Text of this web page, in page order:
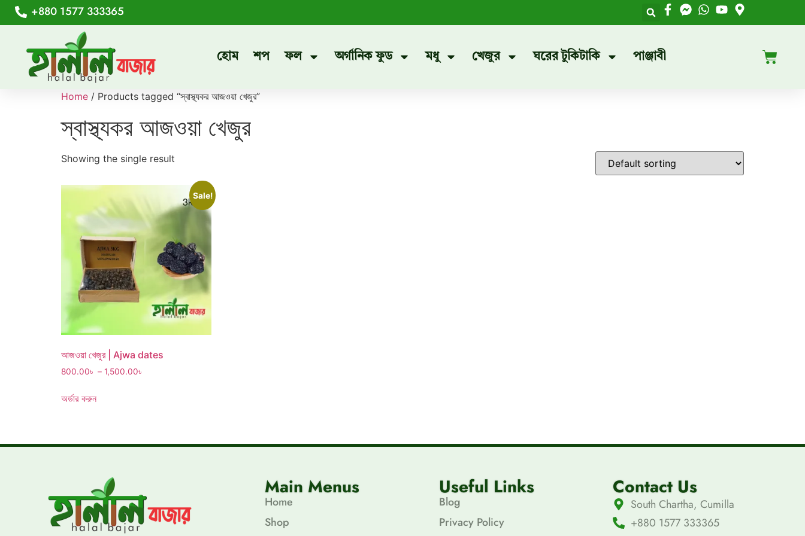
+880 1577 333365
হোম শপ ফল অর্গানিক ফুড মধু খেজুর ঘরের টুকিটাকি পাঞ্জাবী
Home / Products tagged “স্বাস্থ্যকর আজওয়া খেজুর”
স্বাস্থ্যকর আজওয়া খেজুর
Showing the single result
Sale!
আজওয়া খেজুর | Ajwa dates
800.00৳ – 1,500.00৳
অর্ডার করুন
Main Menus
Home
Shop
Useful Links
Blog
Privacy Policy
Contact Us
South Chartha, Cumilla
+880 1577 333365